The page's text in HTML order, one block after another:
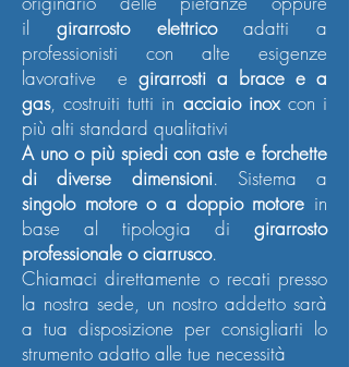
il girarrosto elettricoadatti a
professionisti con alte esigenze
lavorative e girarrosti a brace e a
gas, costruiti tutti in acciaio inoxcon i
più alti standard qualitativi
A uno o più spiedi con aste e forchette
di diverse dimensioni. Sistema a
singolo motore o a doppio motore in
base al tipologia di girarrosto
professionale o ciarrusco.
Chiamaci direttamente o recati presso
la nostra sede, un nostro addetto sarà
a tua disposizione per consigliarti lo
strumento adatto alle tue necessità